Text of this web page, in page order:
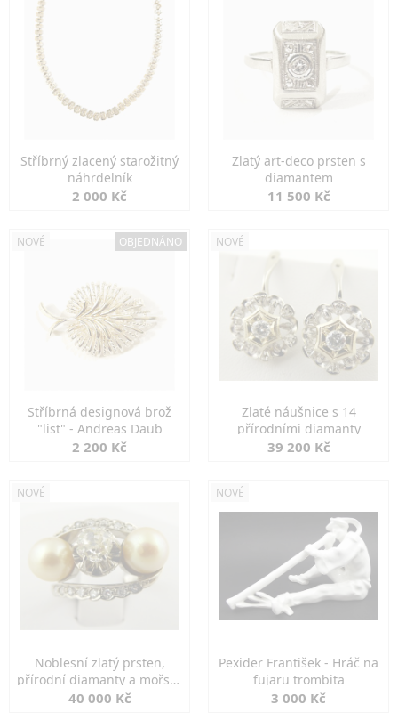
Stříbrný zlacený starožitný
náhrdelník
2 000 Kč
Zlatý art-deco prsten s
diamantem
11 500 Kč
NOVÉ OBJEDNÁNO
Stříbrná designová brož
"list" - Andreas Daub
2 200 Kč
NOVÉ
Zlaté náušnice s 14
přírodními diamanty
39 200 Kč
NOVÉ
Noblesní zlatý prsten,
přírodní diamanty a mořské
perly
40 000 Kč
NOVÉ
Pexider František - Hráč na
fujaru trombita
3 000 Kč